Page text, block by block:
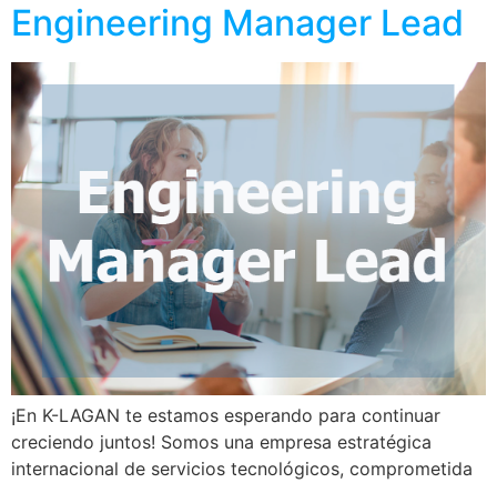
Engineering Manager Lead
¡En K-LAGAN te estamos esperando para continuar
creciendo juntos! Somos una empresa estratégica
internacional de servicios tecnológicos, comprometida